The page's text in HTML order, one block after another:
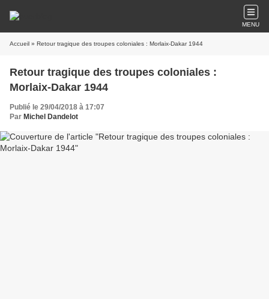
MENU
Accueil » Retour tragique des troupes coloniales : Morlaix-Dakar 1944
Retour tragique des troupes coloniales :
Morlaix-Dakar 1944
Publié le 29/04/2018 à 17:07
Par Michel Dandelot